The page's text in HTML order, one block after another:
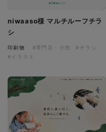
niwaaso様 マルチルーフチラ
シ
印刷物 #専門店・小売
#チラシ
#イラスト